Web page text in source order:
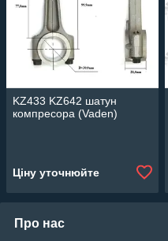
KZ433 KZ642 шатун
компресора (Vaden)
Ціну уточнюйте
Про нас